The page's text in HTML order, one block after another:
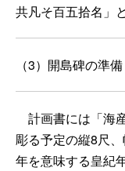
共凡そ百五拾名」
（3）開島碑の準備
計画書には「海
彫る予定の縦8尺
年を意味する皇紀